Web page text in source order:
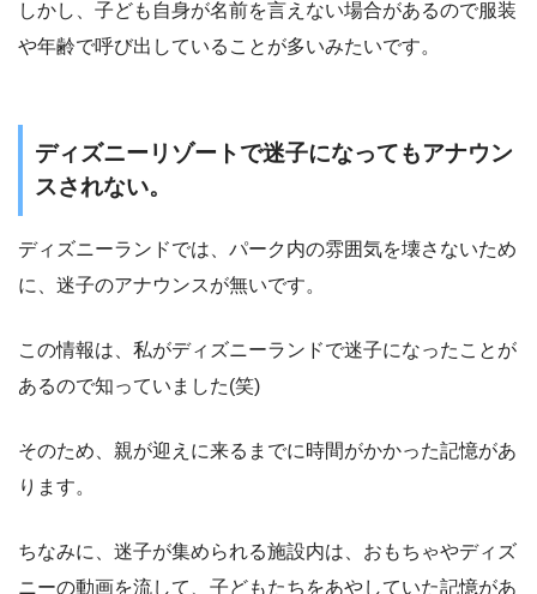
しかし、子ども自身が名前を言えない場合があるので服装
や年齢で呼び出していることが多いみたいです。
ディズニーリゾートで迷子になってもアナウン
スされない。
ディズニーランドでは、パーク内の雰囲気を壊さないため
に、迷子のアナウンスが無いです。
この情報は、私がディズニーランドで迷子になったことが
あるので知っていました(笑)
そのため、親が迎えに来るまでに時間がかかった記憶があ
ります。
ちなみに、迷子が集められる施設内は、おもちゃやディズ
ニーの動画を流して、子どもたちをあやしていた記憶があ